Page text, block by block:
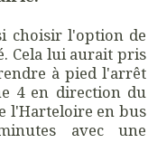
choisir l'option de
Cela lui aurait pris
à pied l'arrêt
4 en direction du
l'Harteloire en bus
avec une